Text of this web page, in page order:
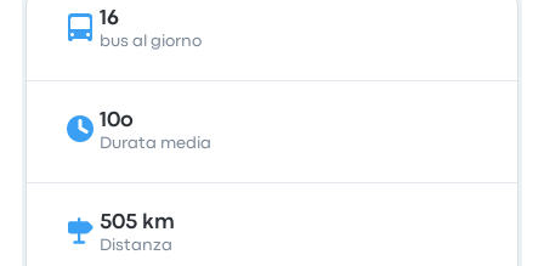
16
bus al giorno
10o
Durata media
505 km
Distanza